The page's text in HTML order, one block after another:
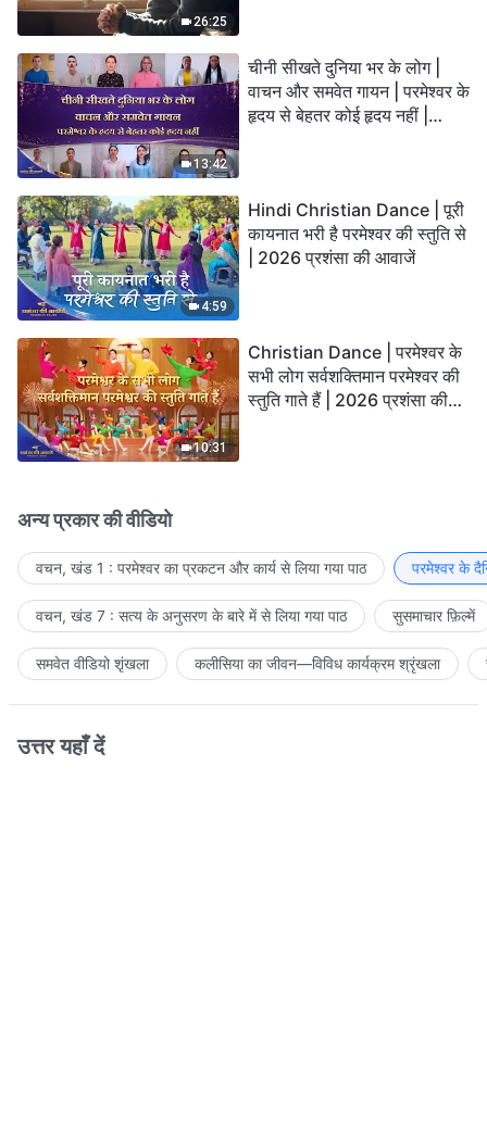
26:25
13:42
चीनी सीखते दुनिया भर के लोग |
वाचन और समवेत गायन | परमेश्वर के
हृदय से बेहतर कोई हृदय नहीं |
4:59
Hindi Christian Dance | पूरी
कायनात भरी है परमेश्वर की स्तुति से
| 2026 प्रशंसा की आवाजें
10:31
Christian Dance | परमेश्वर के
सभी लोग सर्वशक्तिमान परमेश्वर की
स्तुति गाते हैं | 2026 प्रशंसा की
अन्य प्रकार की वीडियो
वचन, खंड 1 : परमेश्वर का प्रकटन और कार्य से लिया गया पाठ परमेश्वर के
वचन, खंड 7 : सत्य के अनुसरण के बारे में से लिया गया पाठ सुसमाचार फ़िल्में
समवेत वीडियो शृंखला कलीसिया का जीवन—विविध कार्यक्रम श्रृंखला
उत्तर यहाँ दें